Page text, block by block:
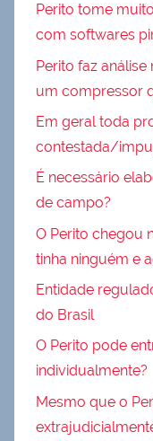
Perito tome
com softwares
Perito faz
um compressor
Em geral toda
contestada/
É necessário
de campo?
O Perito chegou
tinha ninguém e
Entidade
do Brasil
O Perito pode
individualmente?
Mesmo que o